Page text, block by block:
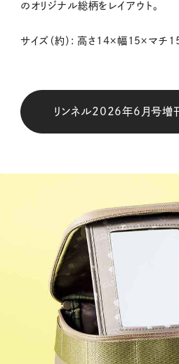
のオリジナル総柄をレイアウト。
サイズ（約）: 高さ14×幅15×マチ
リンネル2026年6月号増
CLOSE